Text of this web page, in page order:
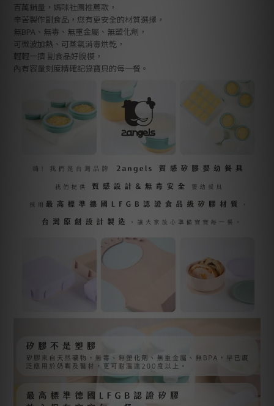
百萬銷量，媽咪社團推薦款，
辛苦製作副食品，您有更安全的材質選擇，
無BPA、無毒、無重金屬、無塑化劑，
可微波加熱、可蒸氣消毒烘乾，
輕輕一擠 副食品好脫模，
內有容量刻度精確記錄寶貝的每一餐。